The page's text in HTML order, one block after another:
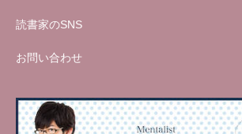
読書家のSNS
お問い合わせ